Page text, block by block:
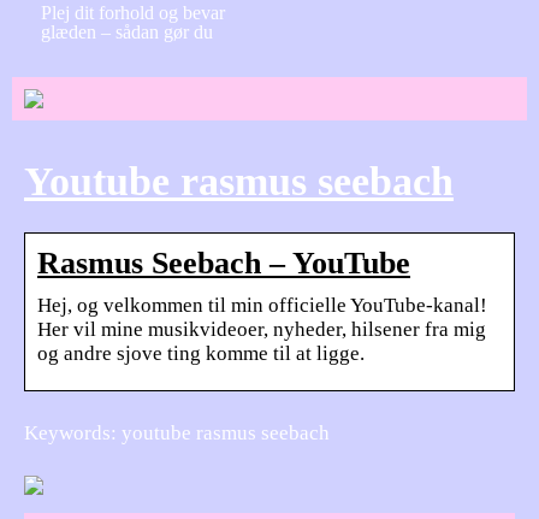
Plej dit forhold og bevar
glæden – sådan gør du
Youtube rasmus seebach
Rasmus Seebach – YouTube
Hej, og velkommen til min officielle YouTube-kanal!
Her vil mine musikvideoer, nyheder, hilsener fra mig
og andre sjove ting komme til at ligge.
Keywords: youtube rasmus seebach